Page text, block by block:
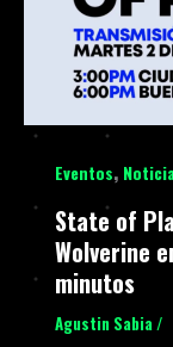
Eventos,
State of
Wolverine
minutos
Agustin Sabia /